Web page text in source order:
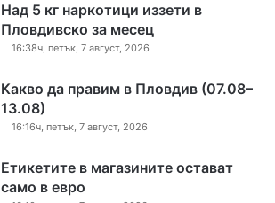
Над 5 кг наркотици иззети в
Пловдивско за месец
16:38ч, петък, 7 август, 2026
Какво да правим в Пловдив (07.08–
13.08)
16:16ч, петък, 7 август, 2026
Етикетите в магазините остават
само в евро